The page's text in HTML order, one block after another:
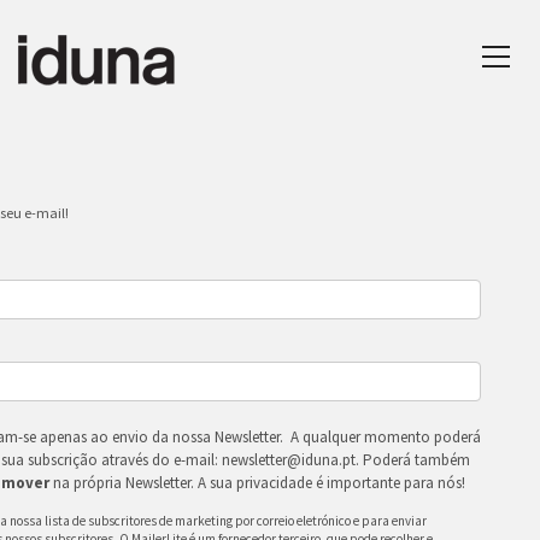
e-mail!
se apenas ao envio da nossa Newsletter. A qualquer momento poderá
subscrição através do e-mail: newsletter@iduna.pt. Poderá também
na própria Newsletter. A sua privacidade é importante para nós!
nossa lista de subscritores de marketing por correio eletrónico e para enviar